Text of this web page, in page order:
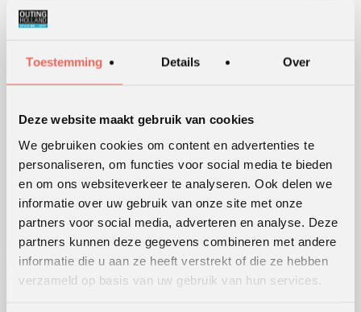
Toestemming Details Over
Deze website maakt gebruik van cookies
We gebruiken cookies om content en advertenties te
personaliseren, om functies voor social media te bieden
en om ons websiteverkeer te analyseren. Ook delen we
informatie over uw gebruik van onze site met onze
partners voor social media, adverteren en analyse. Deze
partners kunnen deze gegevens combineren met andere
informatie die u aan ze heeft verstrekt of die ze hebben
verzameld op basis van uw gebruik van hun services.
WERKVORMEN
Outdoor training
Serious games
Persoonlijke ontwikkeling
Alle werkvormen
KLANTWAARDERING
Leeshierde beoordelingen van verschillende klanten.